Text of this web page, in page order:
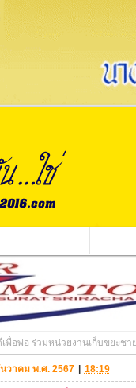
อพ่อ ร่วมหน่วยงานเก็บขยะชา
วาคม พ.ศ. 2567 18:19